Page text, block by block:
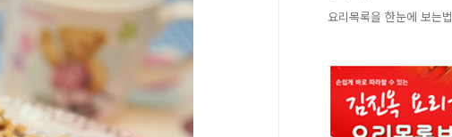
요리목록을 한눈에 보는법